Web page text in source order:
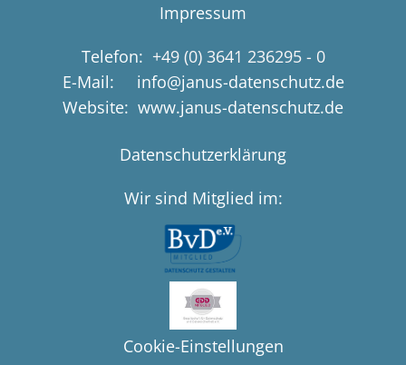
Impressum
Telefon: +49 (0) 3641 236295 - 0
E-Mail: info@janus-datenschutz.de
Website: www.janus-datenschutz.de
Datenschutzerklärung
Wir sind Mitglied im:
Cookie-Einstellungen